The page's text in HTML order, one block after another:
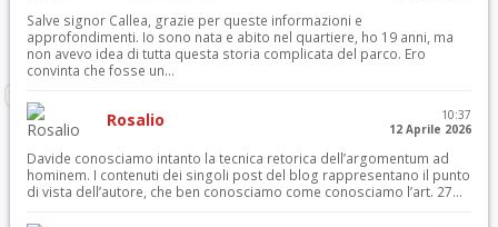
Salve signor Callea, grazie per queste informazioni e
approfondimenti. Io sono nata e abito nel quartiere, ho 19 anni, ma
non avevo idea di tutta questa storia complicata del parco. Ero
convinta che fosse un...
Rosalio
10:37
12 Aprile 2026
Davide conosciamo intanto la tecnica retorica dell’argomentum ad
hominem. I contenuti dei singoli post del blog rappresentano il punto
di vista dell’autore, che ben conosciamo come conosciamo l’art. 27...